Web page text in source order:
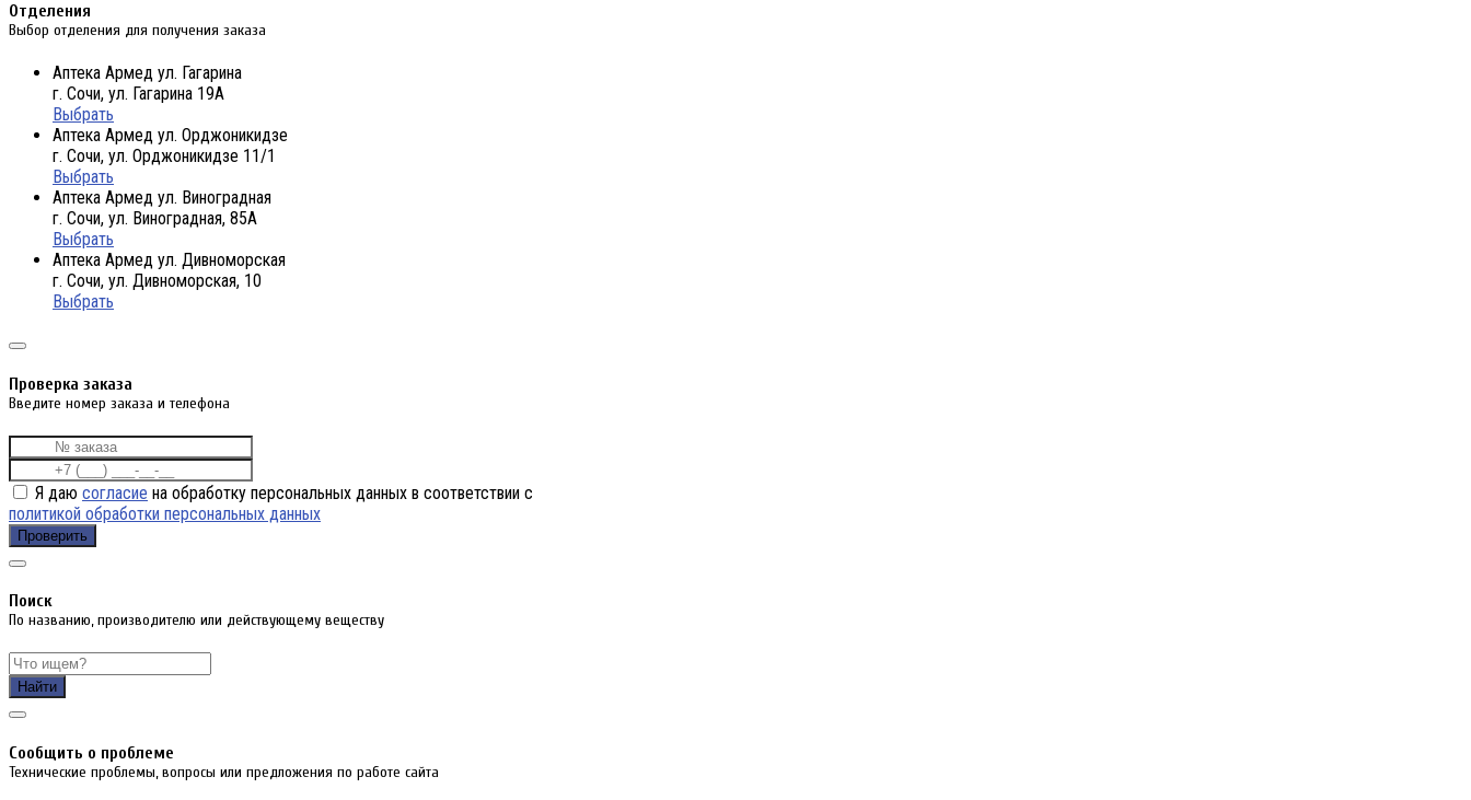
Отделения
Выбор отделения для получения заказа
Аптека Армед ул. Гагарина
г. Сочи, ул. Гагарина 19А
Выбрать
Аптека Армед ул. Орджоникидзе
г. Сочи, ул. Орджоникидзе 11/1
Выбрать
Аптека Армед ул. Виноградная
г. Сочи, ул. Виноградная, 85А
Выбрать
Аптека Армед ул. Дивноморская
г. Сочи, ул. Дивноморская, 10
Выбрать
Проверка заказа
Введите номер заказа и телефона
Я даю согласие на обработку персональных данных в соответствии с
политикой обработки персональных данных
Проверить
Поиск
По названию, производителю или действующему веществу
Найти
Cообщить о проблеме
Технические проблемы, вопросы или предложения по работе сайта